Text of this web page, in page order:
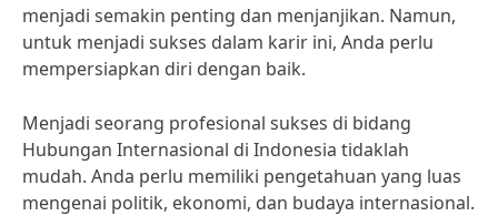
menjadi semakin penting dan menjanjikan. Namun,
untuk menjadi sukses dalam karir ini, Anda perlu
mempersiapkan diri dengan baik.
Menjadi seorang profesional sukses di bidang
Hubungan Internasional di Indonesia tidaklah
mudah. Anda perlu memiliki pengetahuan yang luas
mengenai politik, ekonomi, dan budaya internasional.